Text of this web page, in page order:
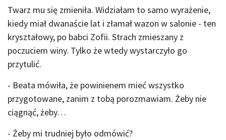
Twarz mu się zmieniła. Widziałam to samo wyrażenie,
kiedy miał dwanaście lat i złamał wazon w salonie - ten
kryształowy, po babci Zofii. Strach zmieszany z
poczuciem winy. Tylko że wtedy wystarczyło go
przytulić.
- Beata mówiła, że powinienem mieć wszystko
przygotowane, zanim z tobą porozmawiam. Żeby nie
ciągnąć, żeby…
- Żeby mi trudniej było odmówić?